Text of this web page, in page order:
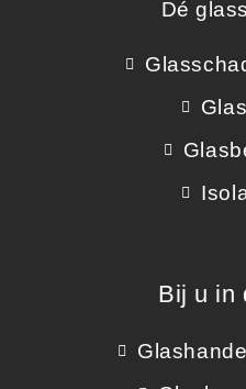
Dé
Bij u in